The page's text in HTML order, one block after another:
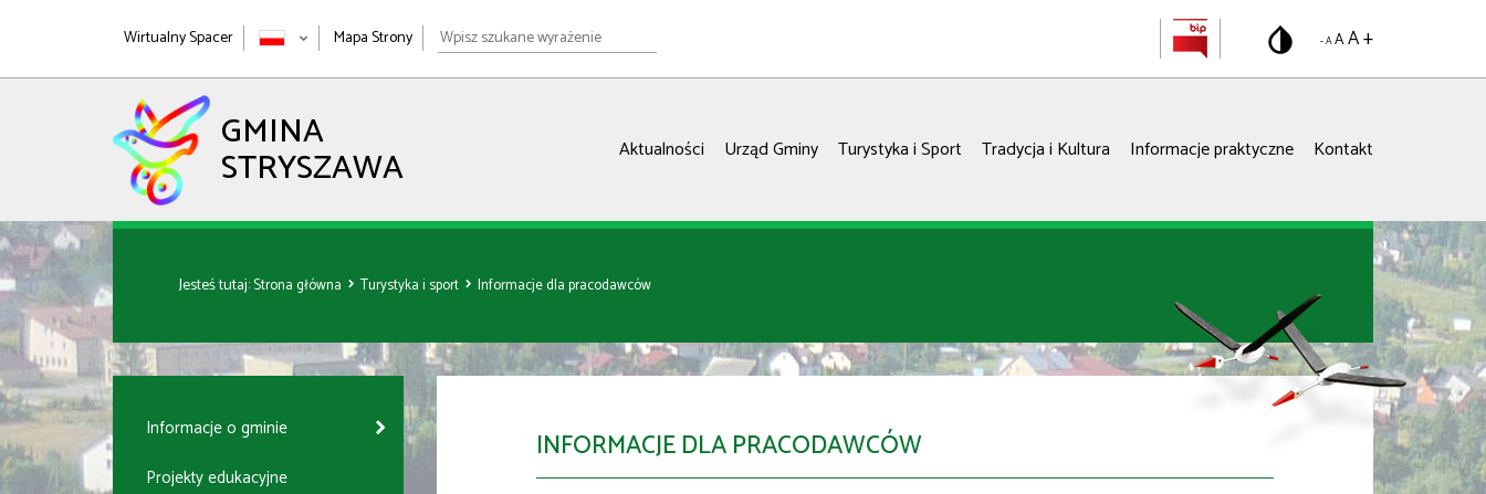
Wirtualny Spacer Mapa Strony
Wpisz
szukane
wyrażenie
- A AA +
GMINA
STRYSZAWA Aktualności Urząd Gminy Turystyka i Sport Tradycja i Kultura Informacje praktyczne Kontakt
Jesteś tutaj:Strona główna Turystyka i sport Informacje dla pracodawców
Informacje o gminie
Projekty edukacyjne
INFORMACJE DLA PRACODAWCÓW